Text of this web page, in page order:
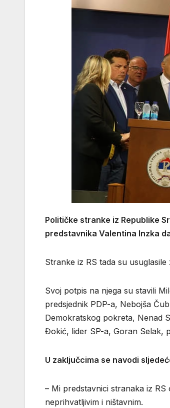
Političke stranke iz Republike
predstavnika Valentina Inzka
Stranke iz RS tada su
Svoj potpis na njega su stavili
predsjednik PDP-a, Nebojša
Demokratskog pokreta, Nenad
Đokić, lider SP-a, Goran Selak,
U zaključcima se navodi
– Mi predstavnici stranaka iz
neprihvatljivim i ništavnim.